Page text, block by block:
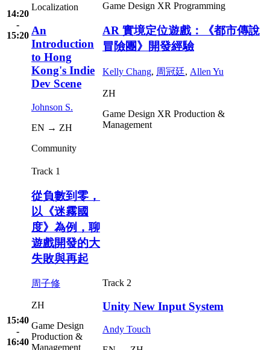
14:20
-
15:20
Localization
An
Introduction
to Hong
Kong's Indie
Dev Scene
Johnson S.
EN → ZH
Community
Game Design XR Programming
AR 實境定位遊戲：《都市傳說
冒險團》開發經驗
Kelly Chang, 周冠廷, Allen Yu
ZH
Game Design XR Production &
Management
15:40
-
16:40
Track 1
從負數到零，
以《迷霧國
度》為例，聊
遊戲開發的大
失敗與再起
周子修
ZH
Game Design
Production &
Management
Track 2
Unity New Input System
Andy Touch